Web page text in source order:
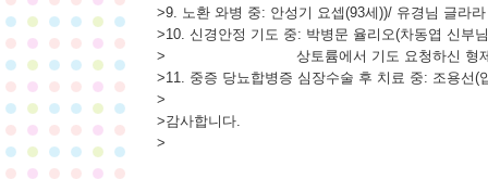
>9. 노환 와병 중: 안성기 요셉(93세))/ 유경님 글라라
>10. 신경안정 기도 중: 박병문 율리오(차동엽 신부
> 상토륨에서 기도 요청하신 형제
>11. 중증 당뇨합병증 심장수술 후 치료 중: 조용선(
>
>감사합니다.
>